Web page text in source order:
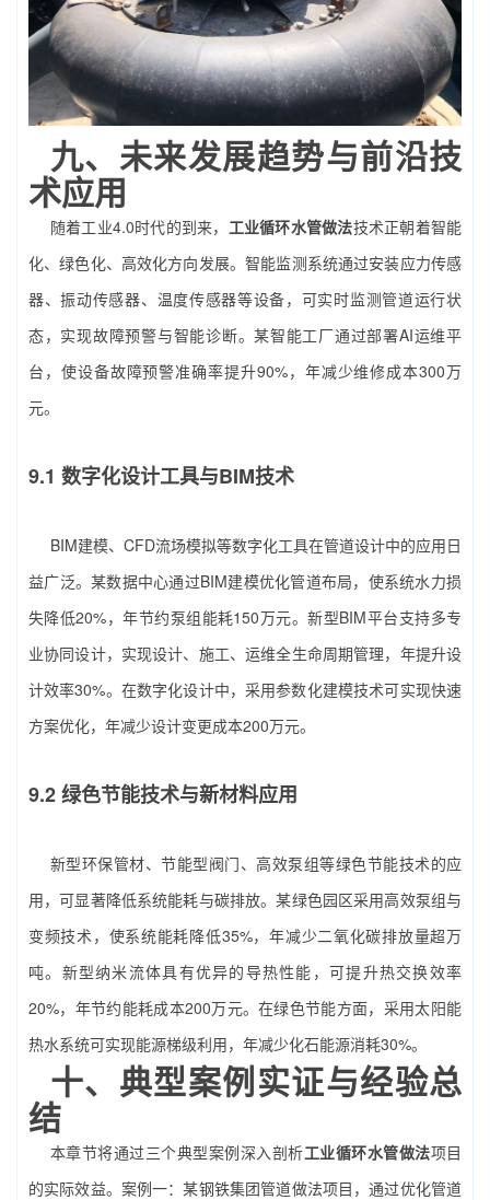
九、未来发展趋势与前沿技
术应用
随着工业4.0时代的到来， 工业循环水管做法技术正朝着智能
化、绿色化、高效化方向发展。智能监测系统通过安装应力传感
器、振动传感器、温度传感器等设备，可实时监测管道运行状
态，实现故障预警与智能诊断。某智能工厂通过部署AI运维平
台，使设备故障预警准确率提升90%，年减少维修成本300万
元。
9.1 数字化设计工具与BIM技术
BIM建模、CFD流场模拟等数字化工具在管道设计中的应用日
益广泛。某数据中心通过BIM建模优化管道布局，使系统水力损
失降低20%，年节约泵组能耗150万元。新型BIM平台支持多专
业协同设计，实现设计、施工、运维全生命周期管理，年提升设
计效率30%。在数字化设计中，采用参数化建模技术可实现快速
方案优化，年减少设计变更成本200万元。
9.2 绿色节能技术与新材料应用
新型环保管材、节能型阀门、高效泵组等绿色节能技术的应
用，可显著降低系统能耗与碳排放。某绿色园区采用高效泵组与
变频技术，使系统能耗降低35%，年减少二氧化碳排放量超万
吨。新型纳米流体具有优异的导热性能，可提升热交换效率
20%，年节约能耗成本200万元。在绿色节能方面，采用太阳能
热水系统可实现能源梯级利用，年减少化石能源消耗30%。
十、典型案例实证与经验总
结
本章节将通过三个典型案例深入剖析工业循环水管做法项目
的实际效益。案例一：某钢铁集团管道做法项目，通过优化管道